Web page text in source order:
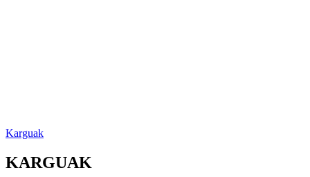
Karguak
KARGUAK